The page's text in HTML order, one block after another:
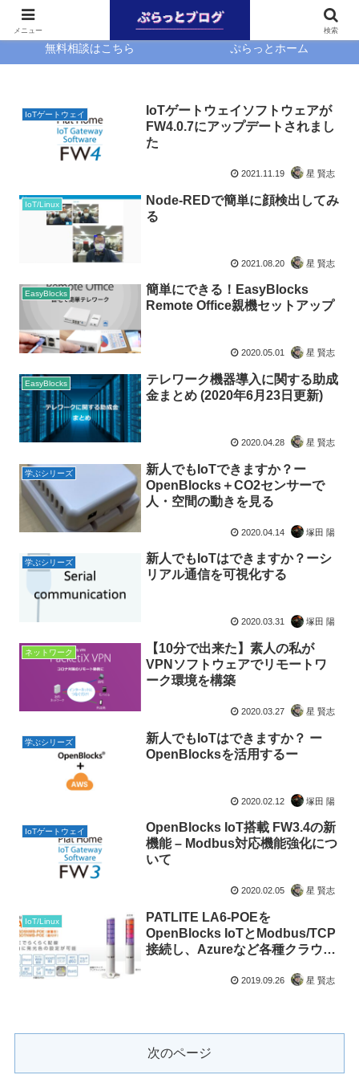
無料相談はこちら ぷらっとホーム
IoTゲートウェイ
IoTゲートウェイソフトウェアが
FW4.0.7にアップデートされまし
た
2021.11.19 星 賢志
IoT/Linux
Node-REDで簡単に顔検出してみ
る
2021.08.20 星 賢志
EasyBlocks
簡単にできる！EasyBlocks
Remote Office親機セットアップ
2020.05.01 星 賢志
EasyBlocks
テレワーク機器導入に関する助成
金まとめ (2020年6月23日更新)
2020.04.28 星 賢志
学ぶシリーズ
新人でもIoTできますか？ー
OpenBlocks＋CO2センサーで
人・空間の動きを見る
2020.04.14 塚田 陽
学ぶシリーズ
新人でもIoTはできますか？ーシ
リアル通信を可視化する
2020.03.31 塚田 陽
ネットワーク
【10分で出来た】素人の私が
VPNソフトウェアでリモートワ
ーク環境を構築
2020.03.27 星 賢志
学ぶシリーズ
新人でもIoTはできますか？ ー
OpenBlocksを活用するー
2020.02.12 塚田 陽
IoTゲートウェイ
OpenBlocks IoT搭載 FW3.4の新
機能 – Modbus対応機能強化につ
いて
2020.02.05 星 賢志
IoT/Linux
PATLITE LA6-POEを
OpenBlocks IoTとModbus/TCP
接続し、Azureなど各種クラウド/
2019.09.26 星 賢志
次のページ
メニュー 検索